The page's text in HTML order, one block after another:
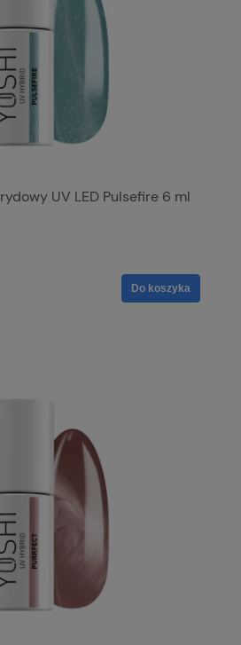
UV LED Pulsefire 6 ml
Do koszyka